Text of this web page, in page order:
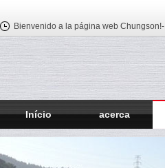
Bienvenido a la página web Chungson!-
Início acerca